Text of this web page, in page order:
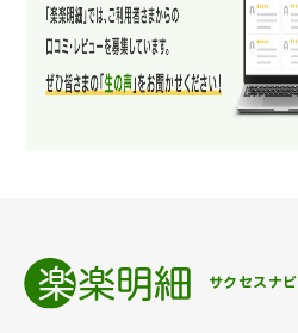
サクセスナビ